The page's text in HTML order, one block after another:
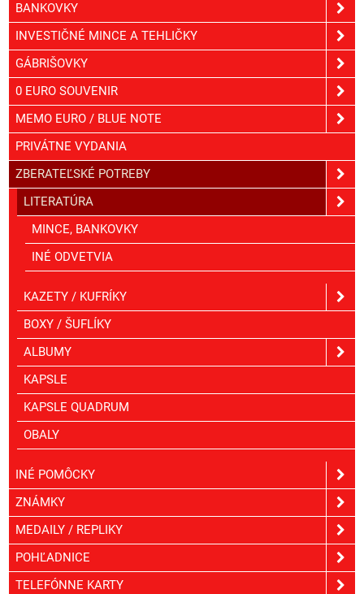
BANKOVKY
INVESTIČNÉ MINCE A TEHLIČKY
GÁBRIŠOVKY
0 EURO SOUVENIR
MEMO EURO / BLUE NOTE
PRIVÁTNE VYDANIA
ZBERATEĽSKÉ POTREBY
LITERATÚRA
MINCE, BANKOVKY
INÉ ODVETVIA
KAZETY / KUFRÍKY
BOXY / ŠUFLÍKY
ALBUMY
KAPSLE
KAPSLE QUADRUM
OBALY
INÉ POMÔCKY
ZNÁMKY
MEDAILY / REPLIKY
POHĽADNICE
TELEFÓNNE KARTY